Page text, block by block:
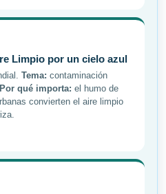
Limpio por un cielo azul
Tema: contaminación
Por qué importa: el humo de
convierten el aire limpio